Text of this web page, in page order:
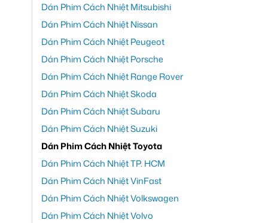
Dán Phim Cách Nhiệt Mitsubishi
Dán Phim Cách Nhiệt Nissan
Dán Phim Cách Nhiệt Peugeot
Dán Phim Cách Nhiệt Porsche
Dán Phim Cách Nhiệt Range Rover
Dán Phim Cách Nhiệt Skoda
Dán Phim Cách Nhiệt Subaru
Dán Phim Cách Nhiệt Suzuki
Dán Phim Cách Nhiệt Toyota
Dán Phim Cách Nhiệt TP. HCM
Dán Phim Cách Nhiệt VinFast
Dán Phim Cách Nhiệt Volkswagen
Dán Phim Cách Nhiệt Volvo